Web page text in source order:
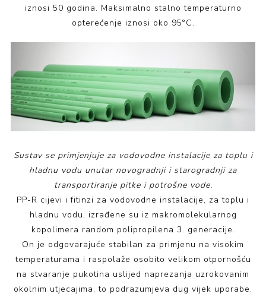
iznosi 50 godina. Maksimalno stalno temperaturno
opterećenje iznosi oko 95°C.
Sustav se primjenjuje za vodovodne instalacije za toplu i
hladnu vodu unutar novogradnji i starogradnji za
transportiranje pitke i potrošne vode.
PP-R cijevi i fitinzi za vodovodne instalacije, za toplu i
hladnu vodu, izrađene su iz makromolekularnog
kopolimera random polipropilena 3. generacije.
On je odgovarajuće stabilan za primjenu na visokim
temperaturama i raspolaže osobito velikom otpornošću
na stvaranje pukotina uslijed naprezanja uzrokovanim
okolnim utjecajima, to podrazumjeva dug vijek uporabe.